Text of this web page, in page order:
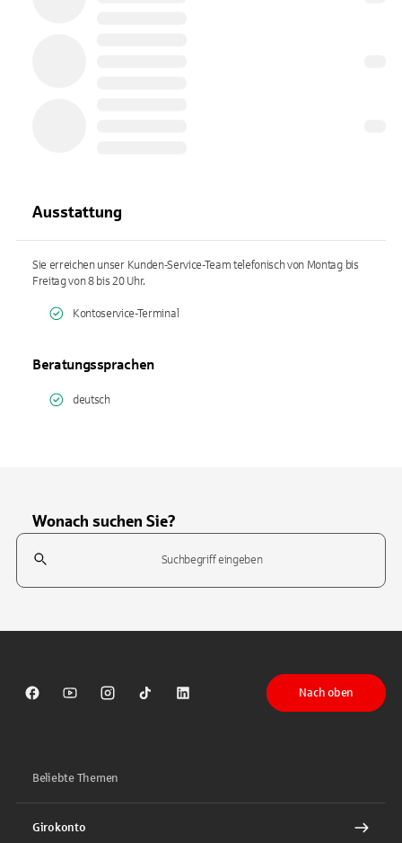
Ausstattung
Sie erreichen unser Kunden-Service-Team telefonisch von Montag bis
Freitag von 8 bis 20 Uhr.
Kontoservice-Terminal
Beratungssprachen
deutsch
Wonach suchen Sie?
Suchfeld
Sparkasse auf Facebook
Sparkasse auf Youtube
Sparkasse auf Instagram
Sparkasse auf TikTok
Sparkasse auf LinkedIn
Nach oben
Beliebte Themen
Girokonto